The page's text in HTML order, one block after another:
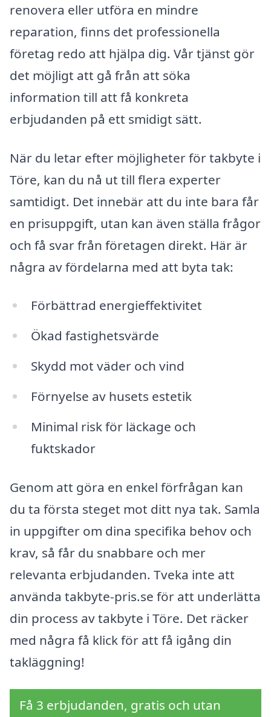
renovera eller utföra en mindre
reparation, finns det professionella
företag redo att hjälpa dig. Vår tjänst gör
det möjligt att gå från att söka
information till att få konkreta
erbjudanden på ett smidigt sätt.
När du letar efter möjligheter för takbyte i
Töre, kan du nå ut till flera experter
samtidigt. Det innebär att du inte bara får
en prisuppgift, utan kan även ställa frågor
och få svar från företagen direkt. Här är
några av fördelarna med att byta tak:
Förbättrad energieffektivitet
Ökad fastighetsvärde
Skydd mot väder och vind
Förnyelse av husets estetik
Minimal risk för läckage och
fuktskador
Genom att göra en enkel förfrågan kan
du ta första steget mot ditt nya tak. Samla
in uppgifter om dina specifika behov och
krav, så får du snabbare och mer
relevanta erbjudanden. Tveka inte att
använda takbyte-pris.se för att underlätta
din process av takbyte i Töre. Det räcker
med några få klick för att få igång din
takläggning!
Få 3 erbjudanden, gratis och utan